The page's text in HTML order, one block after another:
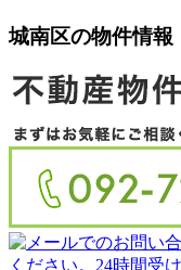
城南区の物件情報